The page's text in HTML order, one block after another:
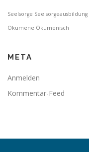
Seelsorge Seelsorgeausbildung
Ökumene Ökumenisch
META
Anmelden
Kommentar-Feed